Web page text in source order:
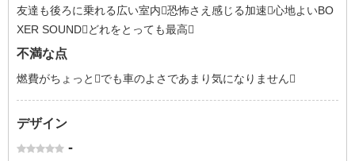
友達も後ろに乗れる広い室内恐怖さえ感じる加速心地よいBO
XER SOUNDどれをとっても最高
不満な点
燃費がちょっとでも車のよさであまり気になりません
デザイン
-